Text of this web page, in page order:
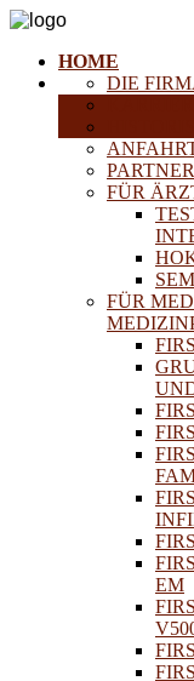
HOME
DIE
PARTNER
FÜR
FÜR
EM